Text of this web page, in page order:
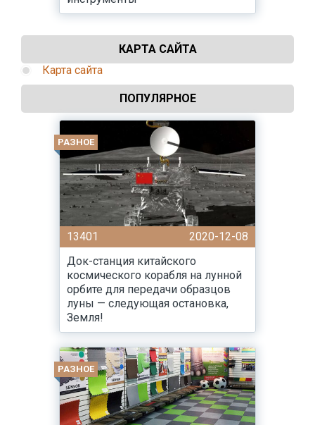
КАРТА САЙТА
Карта сайта
ПОПУЛЯРНОЕ
РАЗНОЕ
13401
2020-12-08
Док-станция китайского
космического корабля на лунной
орбите для передачи образцов
луны — следующая остановка,
Земля!
РАЗНОЕ